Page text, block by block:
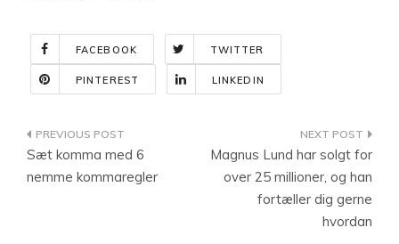
FACEBOOK TWITTER
PINTEREST LINKEDIN
Indlægsnavigation
Sæt komma med 6
nemme kommaregler
Magnus Lund har solgt for
over 25 millioner, og han
fortæller dig gerne
hvordan